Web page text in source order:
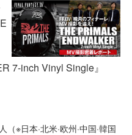
7-inch Vinyl Single』
※日本·北米·欧州·中国·韓国